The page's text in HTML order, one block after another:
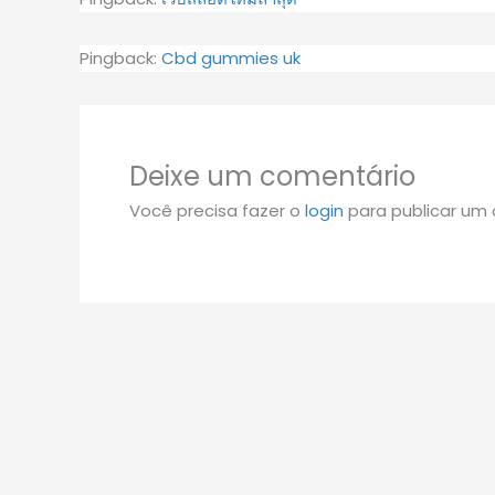
Pingback: Cbd gummies uk
Deixe um comentário
Você precisa fazer o login para publicar um